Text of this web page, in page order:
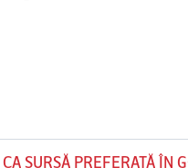
CA SURSĂ PREFERATĂ ÎN